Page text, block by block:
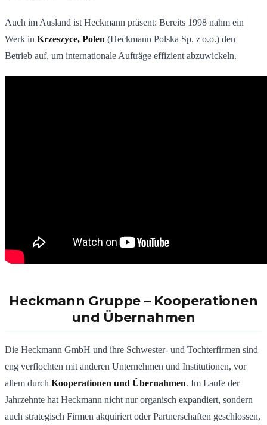
Auch im Ausland ist Heckmann präsent: Bereits 1998 nahm ein
Werk in Krzeszyce, Polen (Heckmann Polska Sp. z o.o.) den
Betrieb auf, um internationale Aufträge effizient abzuwickeln.
Heckmann Gruppe – Kooperationen
und Übernahmen
Die Heckmann GmbH und ihre Schwester- und Tochterfirmen sind
eng verflochten mit anderen Unternehmen und Institutionen, vor
allem durch Kooperationen und Übernahmen. Im Laufe der
Jahrzehnte hat Heckmann nicht nur organisch expandiert, sondern
auch strategisch Firmen akquiriert oder Partnerschaften geschlossen,